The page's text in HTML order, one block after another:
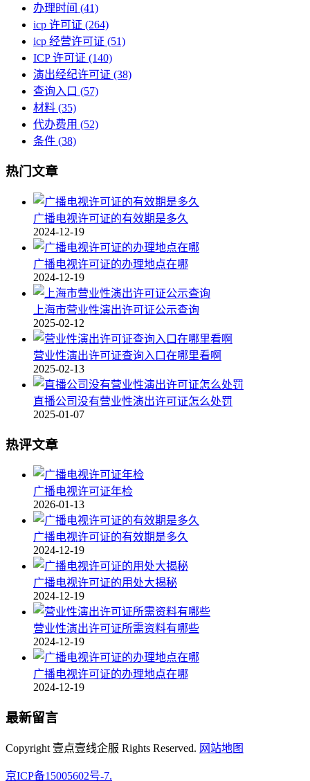
办理时间 (41)
icp 许可证 (264)
icp 经营许可证 (51)
ICP 许可证 (140)
演出经纪许可证 (38)
查询入口 (57)
材料 (35)
代办费用 (52)
条件 (38)
热门文章
广播电视许可证的有效期是多久
2024-12-19
广播电视许可证的办理地点在哪
2024-12-19
上海市营业性演出许可证公示查询
2025-02-12
营业性演出许可证查询入口在哪里看啊
2025-02-13
直播公司没有营业性演出许可证怎么处罚
2025-01-07
热评文章
广播电视许可证年检
2026-01-13
广播电视许可证的有效期是多久
2024-12-19
广播电视许可证的用处大揭秘
2024-12-19
营业性演出许可证所需资料有哪些
2024-12-19
广播电视许可证的办理地点在哪
2024-12-19
最新留言
Copyright 壹点壹线企服 Rights Reserved. 网站地图
京ICP备15005602号-7.